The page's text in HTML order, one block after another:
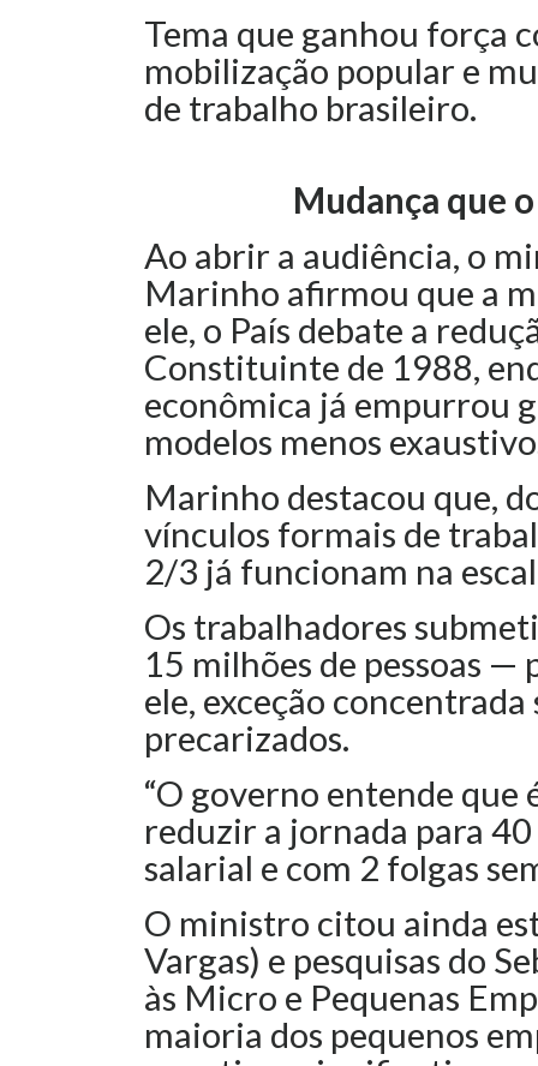
Tema que ganhou força
mobilização popular e
de trabalho brasileiro.
Mudança que
Ao abrir a audiência, o
Marinho afirmou que a
ele, o País debate a
Constituinte de 1988,
econômica já empurrou
modelos menos
Marinho destacou que,
vínculos formais de
2/3 já funcionam na
Os trabalhadores
15 milhões de pessoas —
ele, exceção
precarizados.
“O governo entende
reduzir a jornada para
salarial e com 2 folgas
O ministro citou ainda
Vargas) e pesquisas do
às Micro e Pequenas
maioria dos pequenos